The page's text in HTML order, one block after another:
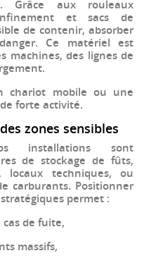
Grâce aux rouleaux
etsacs de
de contenir, absorber
Ce matériel est
machines, des lignes de
chariot mobile ou une
forte activité.
zones sensibles
installations sont
de stockage de fûts,
locaux techniques, ou
carburants. Positionner
permet :
cas de fuite,
massifs,